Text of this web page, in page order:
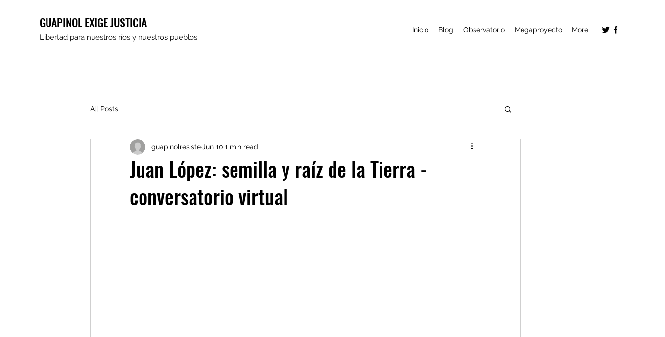
GUAPINOL EXIGE JUSTICIA
Libertad para nuestros ríos y nuestros pueblos
Inicio Blog Observatorio Megaproyecto More
All Posts
Juan López: semilla y raíz de la Tierra -
conversatorio virtual
guapinolresiste Jun 10 1 min read